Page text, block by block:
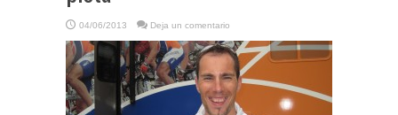
04/06/2013 Deja un comentario